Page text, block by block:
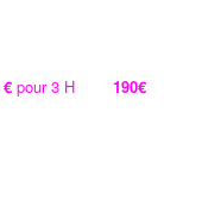
€ pour 3 H
190€